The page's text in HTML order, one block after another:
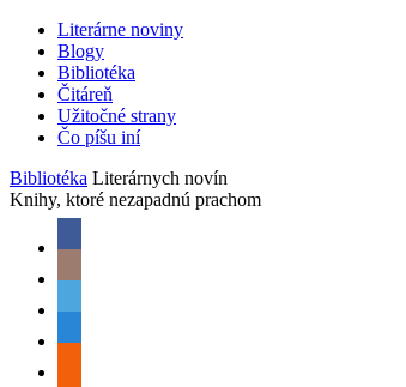
Literárne noviny
Blogy
Bibliotéka
Čitáreň
Užitočné strany
Čo píšu iní
Bibliotéka Literárnych novín
Knihy, ktoré nezapadnú prachom